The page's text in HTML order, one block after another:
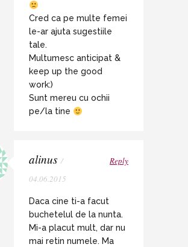
Cred ca pe multe femei
le-ar ajuta sugestiile
tale.
Multumesc anticipat &
keep up the good
work:)
Sunt mereu cu ochii
pe/la tine
alinus /
04.06.2015
Reply
Daca cine ti-a facut
buchetelul de la nunta.
Mi-a placut mult, dar nu
mai retin numele. Ma